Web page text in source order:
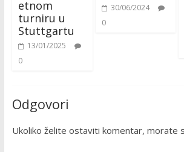
etnom
turniru u
Stuttgartu
13/01/2025
0
30/06/2024
0
Odgovori
Ukoliko želite ostaviti komentar, morate